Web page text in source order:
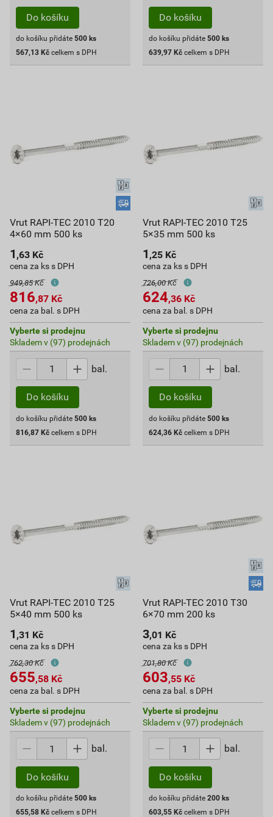
Do košíku
do košíku přidáte 500 ks
567,13 Kč celkem s DPH
Do košíku
do košíku přidáte 500 ks
639,97 Kč celkem s DPH
Vrut RAPI-TEC 2010 T20
4×60 mm 500 ks
1 ,63 Kč
cena za ks s DPH
949,85 Kč
816,87 Kč
cena za bal. s DPH
Vyberte si prodejnu
Skladem v (97) prodejnách
bal.
Do košíku
do košíku přidáte 500 ks
816,87 Kč celkem s DPH
Vrut RAPI-TEC 2010 T25
5×35 mm 500 ks
1 ,25 Kč
cena za ks s DPH
726,00 Kč
624,36 Kč
cena za bal. s DPH
Vyberte si prodejnu
Skladem v (97) prodejnách
bal.
Do košíku
do košíku přidáte 500 ks
624,36 Kč celkem s DPH
Vrut RAPI-TEC 2010 T25
5×40 mm 500 ks
1 ,31 Kč
cena za ks s DPH
762,30 Kč
655,58 Kč
cena za bal. s DPH
Vyberte si prodejnu
Skladem v (97) prodejnách
bal.
Do košíku
do košíku přidáte 500 ks
655,58 Kč celkem s DPH
Vrut RAPI-TEC 2010 T30
6×70 mm 200 ks
3,01 Kč
cena za ks s DPH
701,80 Kč
603,55 Kč
cena za bal. s DPH
Vyberte si prodejnu
Skladem v (97) prodejnách
bal.
Do košíku
do košíku přidáte 200 ks
603,55 Kč celkem s DPH